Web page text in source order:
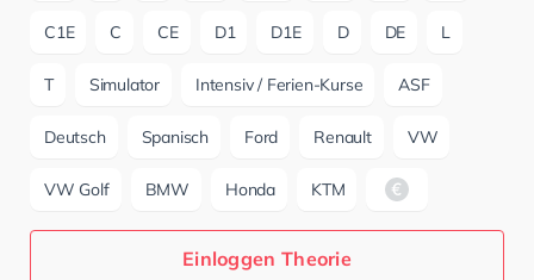
C1E C CE D1 D1E D DE L
T Simulator Intensiv / Ferien-Kurse ASF
Deutsch Spanisch Ford Renault VW
VW Golf BMW Honda KTM
Einloggen Theorie